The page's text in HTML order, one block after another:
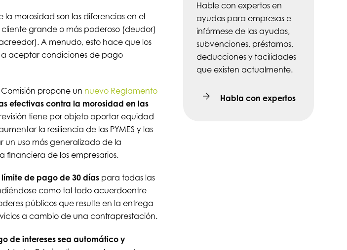
la morosidad son las diferencias en el
grande o más poderoso (deudor)
A menudo, esto hace que los
aceptar condiciones de pago
propone un nuevo Reglamento
efectivas contra la morosidad en las
tiene por objeto aportar equidad
la resiliencia de las PYMES y las
un uso más generalizado de la
financiera de los empresarios.
límite de pago de 30 díaspara todas las
como tal todo acuerdoentre
públicos que resulte en la entrega
a cambio de una contraprestación.
de intereses sea automático y
Hable con expertos en
ayudas para empresas e
infórmese de las ayudas,
subvenciones, préstamos,
deducciones y facilidades
que existen actualmente.
Habla con expertos